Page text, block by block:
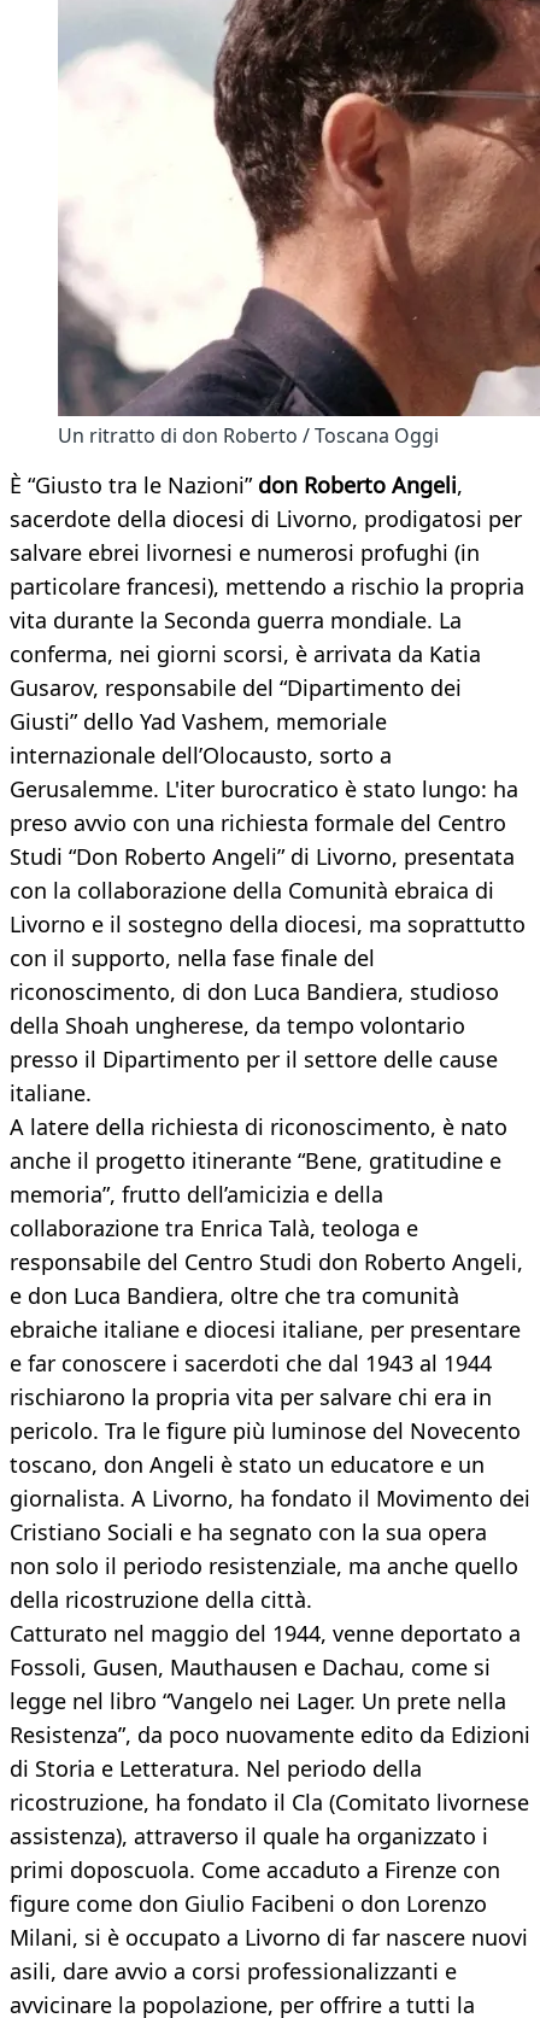
Un ritratto di don Roberto / Toscana Oggi
È “Giusto tra le Nazioni” don Roberto Angeli,
sacerdote della diocesi di Livorno, prodigatosi per
salvare ebrei livornesi e numerosi profughi (in
particolare francesi), mettendo a rischio la propria
vita durante la Seconda guerra mondiale. La
conferma, nei giorni scorsi, è arrivata da Katia
Gusarov, responsabile del “Dipartimento dei
Giusti” dello Yad Vashem, memoriale
internazionale dell’Olocausto, sorto a
Gerusalemme. L'iter burocratico è stato lungo: ha
preso avvio con una richiesta formale del Centro
Studi “Don Roberto Angeli” di Livorno, presentata
con la collaborazione della Comunità ebraica di
Livorno e il sostegno della diocesi, ma soprattutto
con il supporto, nella fase finale del
riconoscimento, di don Luca Bandiera, studioso
della Shoah ungherese, da tempo volontario
presso il Dipartimento per il settore delle cause
italiane.
A latere della richiesta di riconoscimento, è nato
anche il progetto itinerante “Bene, gratitudine e
memoria”, frutto dell’amicizia e della
collaborazione tra Enrica Talà, teologa e
responsabile del Centro Studi don Roberto Angeli,
e don Luca Bandiera, oltre che tra comunità
ebraiche italiane e diocesi italiane, per presentare
e far conoscere i sacerdoti che dal 1943 al 1944
rischiarono la propria vita per salvare chi era in
pericolo. Tra le figure più luminose del Novecento
toscano, don Angeli è stato un educatore e un
giornalista. A Livorno, ha fondato il Movimento dei
Cristiano Sociali e ha segnato con la sua opera
non solo il periodo resistenziale, ma anche quello
della ricostruzione della città.
Catturato nel maggio del 1944, venne deportato a
Fossoli, Gusen, Mauthausen e Dachau, come si
legge nel libro “Vangelo nei Lager. Un prete nella
Resistenza”, da poco nuovamente edito da Edizioni
di Storia e Letteratura. Nel periodo della
ricostruzione, ha fondato il Cla (Comitato livornese
assistenza), attraverso il quale ha organizzato i
primi doposcuola. Come accaduto a Firenze con
figure come don Giulio Facibeni o don Lorenzo
Milani, si è occupato a Livorno di far nascere nuovi
asili, dare avvio a corsi professionalizzanti e
avvicinare la popolazione, per offrire a tutti la